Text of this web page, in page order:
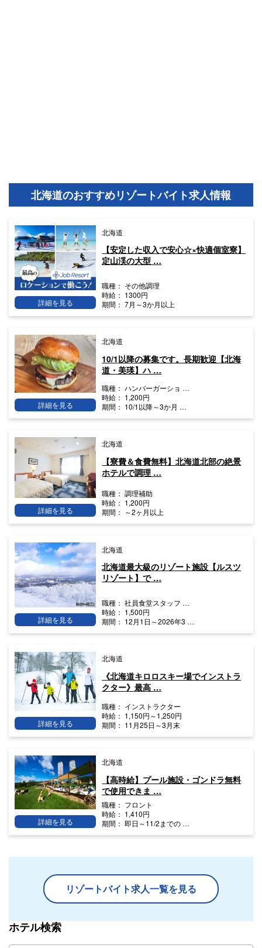
北海道のおすすめリゾートバイト求人情報
北海道
【安定した収入で安心☆×快適個室寮】
定山渓の大型 …
職種： その他調理
時給： 1300円
期間： 7月～3か月以上
詳細を見る
北海道
10/1以降の募集です。長期歓迎【北海
道・美瑛】ハ …
職種： ハンバーガーショ …
時給： 1,200円
期間： 10/1以降～3か月 …
詳細を見る
北海道
【寮費＆食費無料】北海道北部の絶景
ホテルで調理 …
職種： 調理補助
時給： 1,200円
期間： ～2ヶ月以上
詳細を見る
北海道
北海道最大級のリゾート施設【ルスツ
リゾート】で …
職種： 社員食堂スタッフ …
時給： 1,500円
期間： 12月1日～2026年3 …
詳細を見る
北海道
《北海道キロロスキー場でインストラ
クター》最高 …
職種： インストラクター
時給： 1,150円～1,250円
期間： 11月25日～3月末
詳細を見る
北海道
【高時給】プール施設・ゴンドラ無料
で使用できま …
職種： フロント
時給： 1,410円
期間： 即日～11/2までの …
詳細を見る
リゾートバイト求人一覧を見る
ホテル検索